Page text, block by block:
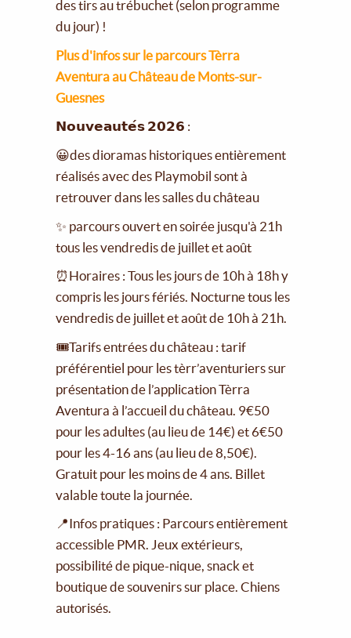
des tirs au trébuchet (selon programme
du jour) !
Plus d'infos sur le parcours Tèrra
Aventura au Château de Monts-sur-
Guesnes
𝗡𝗼𝘂𝘃𝗲𝗮𝘂𝘁𝗲́𝘀 𝟮𝟬𝟮𝟲 :
😀des dioramas historiques entièrement
réalisés avec des Playmobil sont à
retrouver dans les salles du château
✨ parcours ouvert en soirée jusqu'à 21h
tous les vendredis de juillet et août
⏰Horaires : Tous les jours de 10h à 18h y
compris les jours fériés. Nocturne tous les
vendredis de juillet et août de 10h à 21h.
🎟Tarifs entrées du château : tarif
préférentiel pour les tèrr’aventuriers sur
présentation de l’application Tèrra
Aventura à l’accueil du château. 9€50
pour les adultes (au lieu de 14€) et 6€50
pour les 4-16 ans (au lieu de 8,50€).
Gratuit pour les moins de 4 ans. Billet
valable toute la journée.
📍Infos pratiques : Parcours entièrement
accessible PMR. Jeux extérieurs,
possibilité de pique-nique, snack et
boutique de souvenirs sur place. Chiens
autorisés.